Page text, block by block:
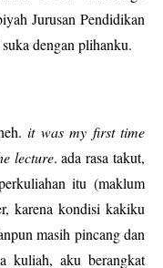
Jurusan Pendidikan
dengan plihanku.
it was my first time
lecture. ada rasa takut,
itu (maklum
karena kondisi kakiku
masih pincang dan
kuliah, aku berangkat